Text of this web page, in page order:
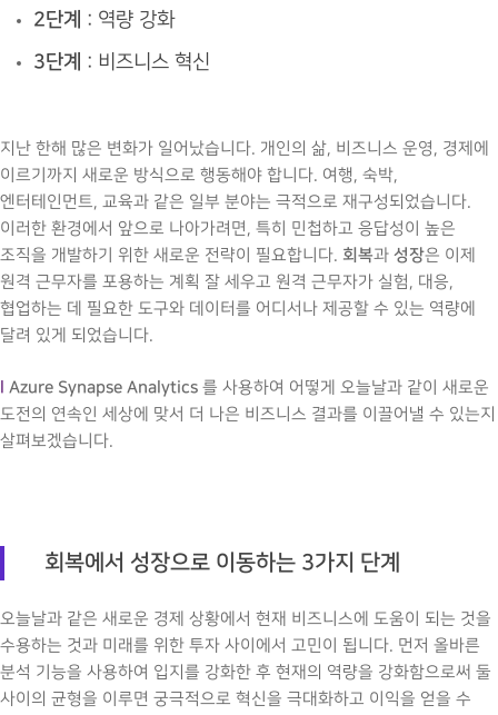
2단계 : 역량 강화
3단계 : 비즈니스 혁신
지난 한해 많은 변화가 일어났습니다. 개인의 삶, 비즈니스 운영, 경제에
이르기까지 새로운 방식으로 행동해야 합니다. 여행, 숙박,
엔터테인먼트, 교육과 같은 일부 분야는 극적으로 재구성되었습니다.
이러한 환경에서 앞으로 나아가려면, 특히 민첩하고 응답성이 높은
조직을 개발하기 위한 새로운 전략이 필요합니다. 회복과 성장은 이제
원격 근무자를 포용하는 계획 잘 세우고 원격 근무자가 실험, 대응,
협업하는 데 필요한 도구와 데이터를 어디서나 제공할 수 있는 역량에
달려 있게 되었습니다.
Azure Synapse Analytics 를 사용하여 어떻게 오늘날과 같이 새로운
도전의 연속인 세상에 맞서 더 나은 비즈니스 결과를 이끌어낼 수 있는지
살펴보겠습니다.
회복에서 성장으로 이동하는 3가지 단계
오늘날과 같은 새로운 경제 상황에서 현재 비즈니스에 도움이 되는 것을
수용하는 것과 미래를 위한 투자 사이에서 고민이 됩니다. 먼저 올바른
분석 기능을 사용하여 입지를 강화한 후 현재의 역량을 강화함으로써 둘
사이의 균형을 이루면 궁극적으로 혁신을 극대화하고 이익을 얻을 수